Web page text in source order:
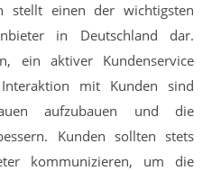
stellt einen der wichtigsten
in Deutschland dar.
ein aktiver Kundenservice
mit Kunden sind
aufzubauen und die
Kunden sollten stets
kommunizieren, um die